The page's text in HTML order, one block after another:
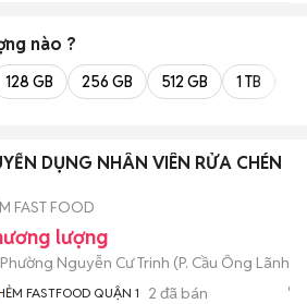
nào ?
128 GB 256 GB 512 GB 1 TB
DỤNG NHÂN VIÊN RỬA CHÉN
FAST FOOD
lượng
Phường Nguyễn Cư Trinh (P. Cầu Ông Lãnh
FASTFOOD QUẬN 1 2 đã bán